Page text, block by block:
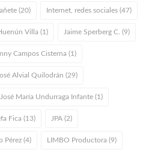
(20) Internet, redes sociales (47)
Villa (1) Jaime Sperberg C. (9)
Campos Cisterna (1)
Alvial Quilodrán (29)
José María Undurraga Infante (1)
Fica (13) JPA (2)
Pérez (4) LIMBO Productora (9)